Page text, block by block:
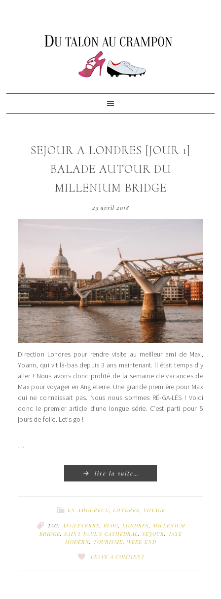
SEJOUR A LONDRES [JOUR 1]
BALADE AUTOUR DU
MILLENIUM BRIDGE
23 avril 2018
Direction Londres pour rendre visite au meilleur ami de Max,
Yoann, qui vit là-bas depuis 3 ans maintenant. ll était temps d’y
aller ! Nous avons donc profité de la semaine de vacances de
Max pour voyager en Angleterre. Une grande première pour Max
qui ne connaissait pas. Nous nous sommes RÉ-GA-LÉS ! Voici
donc le premier article d’une longue série. C’est parti pour 5
jours de folie. Let’s go !
…
lire la suite…
EN AMOUREUX, LONDRES VOYAGE
TAG: ANGLETERRE, BLOG, LONDRES
MILLENIUM
BRIDGE, SAINT PAUL'S CATHEDRAL SEJOUR
TATE
MODERN, TOURISME, WEEK END
LEAVE A COMMENT